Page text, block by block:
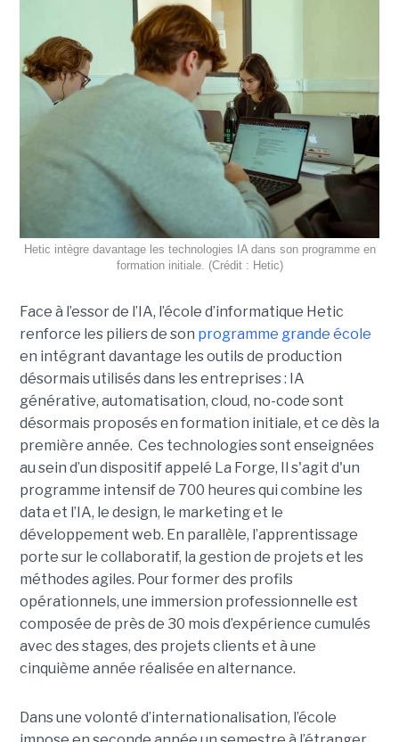
Hetic intègre davantage les technologies IA dans son programme en
formation initiale. (Crédit : Hetic)
Face à l’essor de l’IA, l’école d’informatique Hetic
renforce les piliers de son programme grande école
en intégrant davantage les outils de production
désormais utilisés dans les entreprises : IA
générative, automatisation, cloud, no-code sont
désormais proposés en formation initiale, et ce dès la
première année. Ces technologies sont enseignées
au sein d’un dispositif appelé La Forge, Il s'agit d'un
programme intensif de 700 heures qui combine les
data et l’IA, le design, le marketing et le
développement web. En parallèle, l’apprentissage
porte sur le collaboratif, la gestion de projets et les
méthodes agiles. Pour former des profils
opérationnels, une immersion professionnelle est
composée de près de 30 mois d’expérience cumulés
avec des stages, des projets clients et à une
cinquième année réalisée en alternance.
Dans une volonté d’internationalisation, l’école